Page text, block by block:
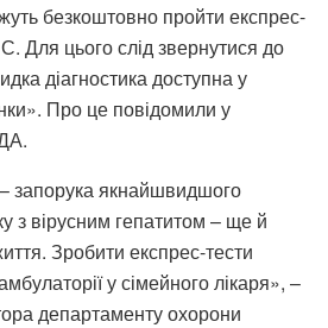
безкоштовно пройти експрес-
Для цього слід звернутися до
діагностика доступна у
Про це повідомили у
запорука якнайшвидшого
з вірусним гепатитом – ще й
Зробити експрес-тести
у сімейного лікаря», –
департаменту охорони